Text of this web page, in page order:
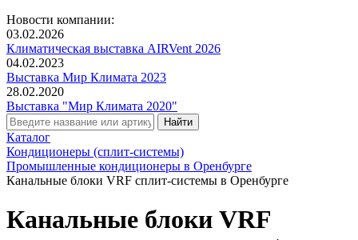
Новости компании:
03.02.2026
Климатическая выставка AIRVent 2026
04.02.2023
Выставка Мир Климата 2023
28.02.2020
Выставка "Мир Климата 2020"
Каталог
Кондиционеры (сплит-системы)
Промышленные кондиционеры в Оренбурге
Канальные блоки VRF сплит-системы в Оренбурге
Канальные блоки VRF